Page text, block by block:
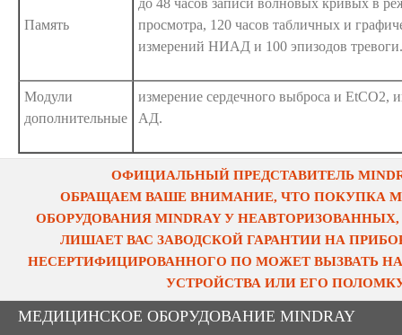
Память
просмотра, 120 часов табличных и
измерений НИАД и 100 эпизодов тревоги.
Модули
дополнительные
измерение сердечного выброса и EtCO2,
АД.
ОФИЦИАЛЬНЫЙ ПРЕДСТАВИТЕЛЬ
ОБРАЩАЕМ ВАШЕ ВНИМАНИЕ, ЧТО ПОКУПКА
ОБОРУДОВАНИЯ MINDRAY У
ЛИШАЕТ ВАС ЗАВОДСКОЙ ГАРАНТИИ НА
НЕСЕРТИФИЦИРОВАННОГО ПО МОЖЕТ ВЫЗВАТЬ
УСТРОЙСТВА ИЛИ ЕГО
МЕДИЦИНСКОЕ ОБОРУДОВАНИЕ MINDRAY